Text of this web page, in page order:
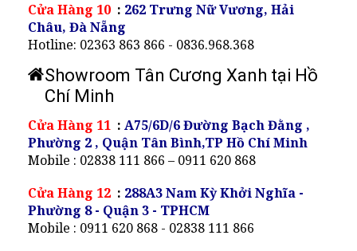
Cửa Hàng 10 : 262 Trưng Nữ Vương, Hải
Châu, Đà Nẵng
Hotline: 02363 863 866 - 0836.968.368
Showroom Tân Cương Xanh tại Hồ
Chí Minh
Cửa Hàng 11 : A75/6D/6 Đường Bạch Đằng ,
Phường 2 , Quận Tân Bình,TP Hồ Chí Minh
Mobile : 02838 111 866 – 0911 620 868
Cửa Hàng 12 : 288A3 Nam Kỳ Khởi Nghĩa -
Phường 8 - Quận 3 - TPHCM
Mobile : 0911 620 868 - 02838 111 866